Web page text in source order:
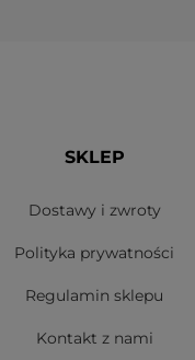
SKLEP
Dostawy i zwroty
Polityka prywatności
Regulamin sklepu
Kontakt z nami